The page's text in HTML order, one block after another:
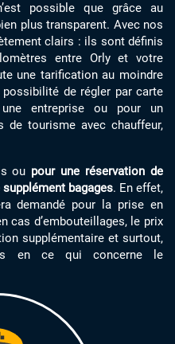
possible que grâce au
plus transparent. Avec nos
clairs : ils sont définis
entre Orly et votre
une tarification au moindre
possibilité de régler par carte
entreprise ou pour un
de tourisme avec chauffeur,
ou pour une réservation de
bagages. En effet,
demandé pour la prise en
cas d’embouteillages, le prix
supplémentaire et surtout,
en ce qui concerne le